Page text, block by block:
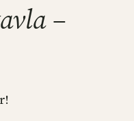
–